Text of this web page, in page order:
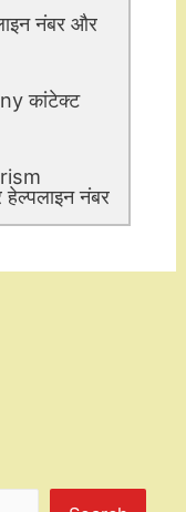
नंबर और
कांटेक्ट
नंबर